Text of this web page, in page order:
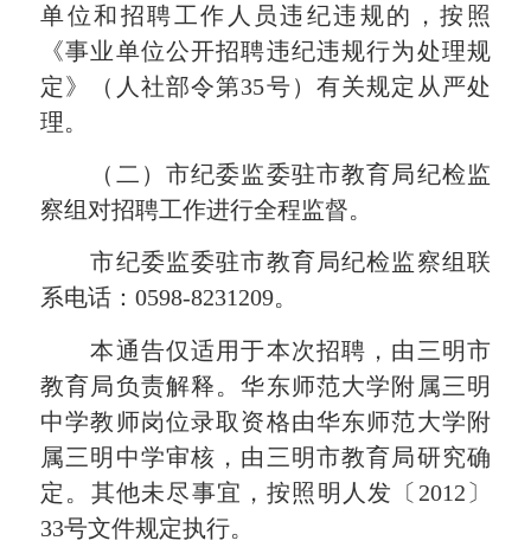
单位和招聘工作人员违纪违规的，按照
《事业单位公开招聘违纪违规行为处理规
定》（人社部令第35号）有关规定从严处
理。
（二）市纪委监委驻市教育局纪检监
察组对招聘工作进行全程监督。
市纪委监委驻市教育局纪检监察组联
系电话：0598-8231209。
本通告仅适用于本次招聘，由三明市
教育局负责解释。华东师范大学附属三明
中学教师岗位录取资格由华东师范大学附
属三明中学审核，由三明市教育局研究确
定。其他未尽事宜，按照明人发〔2012〕
33号文件规定执行。